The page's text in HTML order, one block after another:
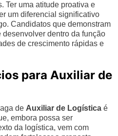
Ter uma atitude proativa e
um diferencial significativo
Candidatos que demonstram
dentro da função
de crescimento rápidas e
para Auxiliar de
de Auxiliar de Logística é
embora possa ser
da logística, vem com